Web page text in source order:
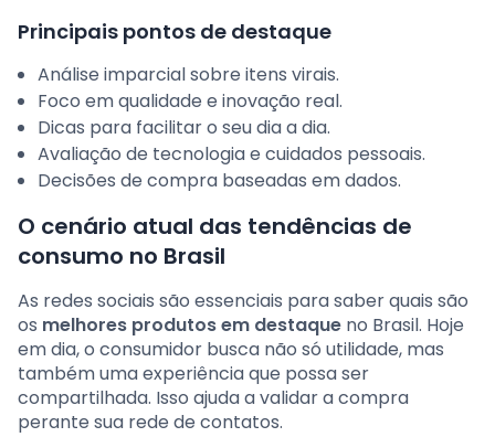
Principais pontos de destaque
Análise imparcial sobre itens virais.
Foco em qualidade e inovação real.
Dicas para facilitar o seu dia a dia.
Avaliação de tecnologia e cuidados pessoais.
Decisões de compra baseadas em dados.
O cenário atual das tendências de
consumo no Brasil
As redes sociais são essenciais para saber quais são
os melhores produtos em destaque no Brasil. Hoje
em dia, o consumidor busca não só utilidade, mas
também uma experiência que possa ser
compartilhada. Isso ajuda a validar a compra
perante sua rede de contatos.